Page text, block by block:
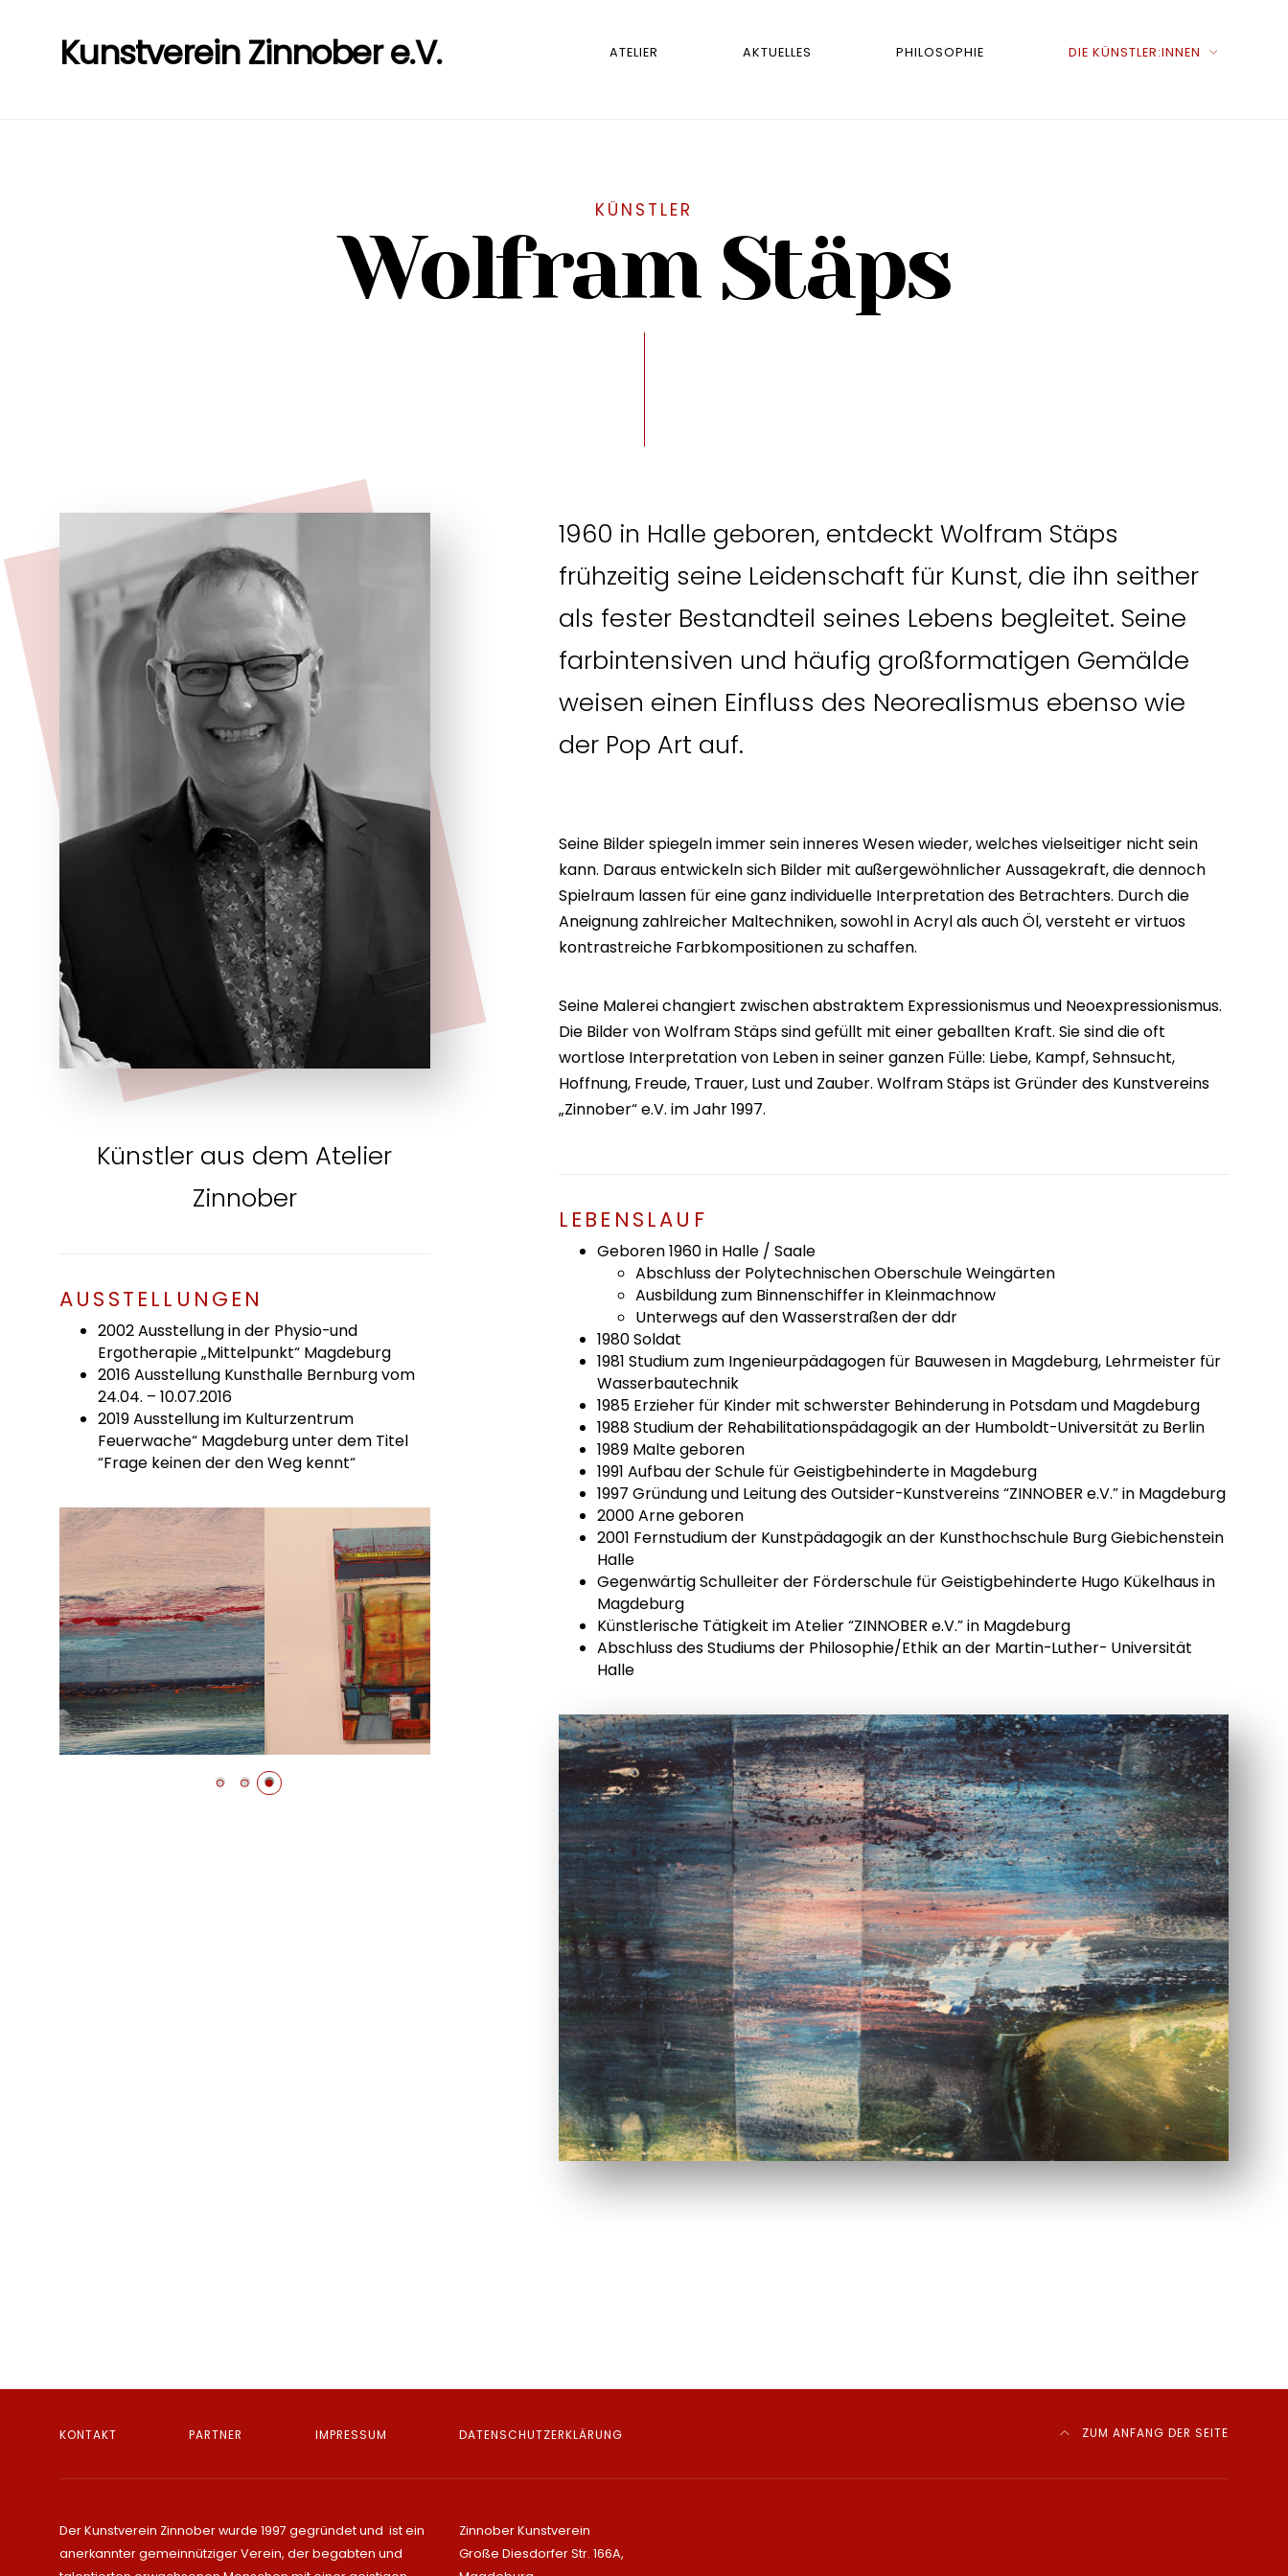
Kunstverein Zinnober e.V. ATELIER AKTUELLES PHILOSOPHIE DIE KÜNSTLER:INNEN
KÜNSTLER
Wolfram Stäps
Künstler aus dem Atelier
Zinnober
AUSSTELLUNGEN
2002 Ausstellung in der Physio-und
Ergotherapie „Mittelpunkt“ Magdeburg
2016 Ausstellung Kunsthalle Bernburg vom
24.04. – 10.07.2016
2019 Ausstellung im Kulturzentrum
Feuerwache“ Magdeburg unter dem Titel
“Frage keinen der den Weg kennt“
1960 in Halle geboren, entdeckt Wolfram Stäps
frühzeitig seine Leidenschaft für Kunst, die ihn seither
als fester Bestandteil seines Lebens begleitet. Seine
farbintensiven und häufig großformatigen Gemälde
weisen einen Einfluss des Neorealismus ebenso wie
der Pop Art auf.
Seine Bilder spiegeln immer sein inneres Wesen wieder, welches vielseitiger nicht sein
kann. Daraus entwickeln sich Bilder mit außergewöhnlicher Aussagekraft, die dennoch
Spielraum lassen für eine ganz individuelle Interpretation des Betrachters. Durch die
Aneignung zahlreicher Maltechniken, sowohl in Acryl als auch Öl, versteht er virtuos
kontrastreiche Farbkompositionen zu schaffen.
Seine Malerei changiert zwischen abstraktem Expressionismus und Neoexpressionismus.
Die Bilder von Wolfram Stäps sind gefüllt mit einer geballten Kraft. Sie sind die oft
wortlose Interpretation von Leben in seiner ganzen Fülle: Liebe, Kampf, Sehnsucht,
Hoffnung, Freude, Trauer, Lust und Zauber. Wolfram Stäps ist Gründer des Kunstvereins
„Zinnober“ e.V. im Jahr 1997.
LEBENSLAUF
Geboren 1960 in Halle / Saale
Abschluss der Polytechnischen Oberschule Weingärten
Ausbildung zum Binnenschiffer in Kleinmachnow
Unterwegs auf den Wasserstraßen der ddr
1980 Soldat
1981 Studium zum Ingenieurpädagogen für Bauwesen in Magdeburg, Lehrmeister für
Wasserbautechnik
1985 Erzieher für Kinder mit schwerster Behinderung in Potsdam und Magdeburg
1988 Studium der Rehabilitationspädagogik an der Humboldt-Universität zu Berlin
1989 Malte geboren
1991 Aufbau der Schule für Geistigbehinderte in Magdeburg
1997 Gründung und Leitung des Outsider-Kunstvereins “ZINNOBER e.V.” in Magdeburg
2000 Arne geboren
2001 Fernstudium der Kunstpädagogik an der Kunsthochschule Burg Giebichenstein
Halle
Gegenwärtig Schulleiter der Förderschule für Geistigbehinderte Hugo Kükelhaus in
Magdeburg
Künstlerische Tätigkeit im Atelier “ZINNOBER e.V.” in Magdeburg
Abschluss des Studiums der Philosophie/Ethik an der Martin-Luther- Universität
Halle
KONTAKT PARTNER IMPRESSUM DATENSCHUTZERKLÄRUNG ZUM ANFANG DER SEITE
Der Kunstverein Zinnober wurde 1997 gegründet und ist ein
anerkannter gemeinnütziger Verein, der begabten und
Zinnober Kunstverein
Große Diesdorfer Str. 166A,